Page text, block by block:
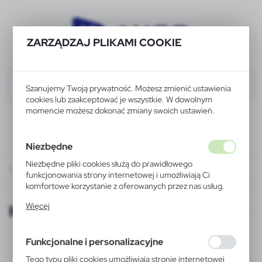
ZARZĄDZAJ PLIKAMI COOKIE
Szanujemy Twoją prywatność. Możesz zmienić ustawienia
cookies lub zaakceptować je wszystkie. W dowolnym
momencie możesz dokonać zmiany swoich ustawień.
Niezbędne
Niezbędne pliki cookies służą do prawidłowego
funkcjonowania strony internetowej i umożliwiają Ci
komfortowe korzystanie z oferowanych przez nas usług.
działania w celu m.in. dostosowania Twoich ustawień
korzystasz, może działać bez zakłóceń.
Więcej
Funkcjonalne i personalizacyjne
Tego typu pliki cookies umożliwiają stronie internetowej
KATALOGI ONLINE
KATALOGI ONLINE